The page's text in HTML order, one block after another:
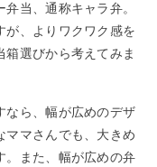
当、通称キャラ弁。
が、よりワクワク感を
選びから考えてみま
なら、幅が広めのデザ
ママさんでも、大きめ
。また、幅が広めの弁